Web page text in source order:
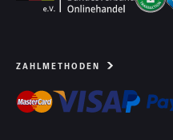
ZAHLMETHODEN